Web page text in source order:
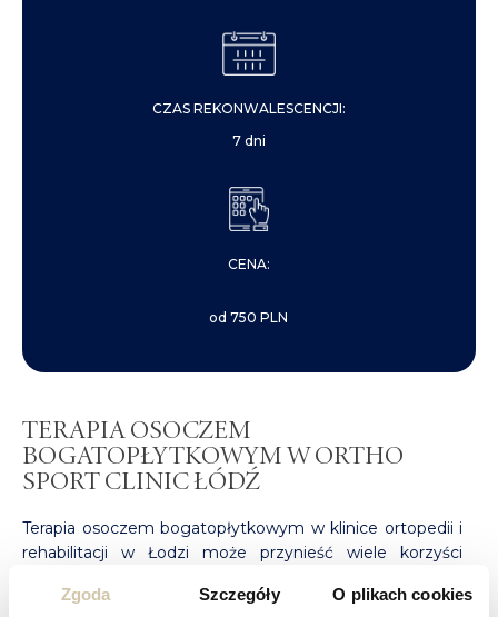
Zgoda Szczegóły O plikach cookies
CZAS REKONWALESCENCJI:
7 dni
CENA:
od 750 PLN
TERAPIA OSOCZEM
BOGATOPŁYTKOWYM W ORTHO
SPORT CLINIC ŁÓDŹ
Terapia osoczem bogatopłytkowym w klinice ortopedii i
rehabilitacji w Łodzi może przynieść wiele korzyści
Dzięki wysokiej zawartości czynników wzrostu, osocze